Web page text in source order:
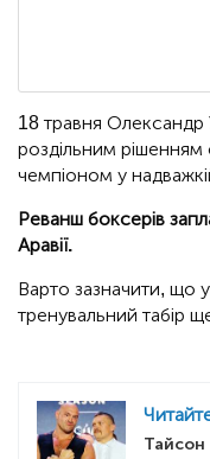
18 травня Олександр
роздільним
чемпіоном у
Реванш боксерів
Аравії.
Варто зазначити, що
тренувальний табір
Тайсон